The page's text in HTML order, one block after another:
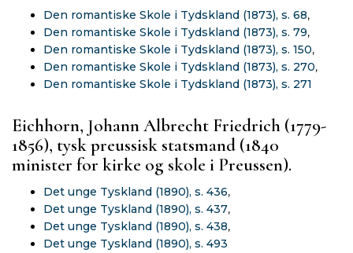
Den romantiske Skole i Tydskland (1873), s. 68,
Den romantiske Skole i Tydskland (1873), s. 79,
Den romantiske Skole i Tydskland (1873), s. 150,
Den romantiske Skole i Tydskland (1873), s. 270,
Den romantiske Skole i Tydskland (1873), s. 271
Eichhorn, Johann Albrecht Friedrich (1779-
1856), tysk preussisk statsmand (1840
minister for kirke og skole i Preussen).
Det unge Tyskland (1890), s. 436,
Det unge Tyskland (1890), s. 437,
Det unge Tyskland (1890), s. 438,
Det unge Tyskland (1890), s. 493